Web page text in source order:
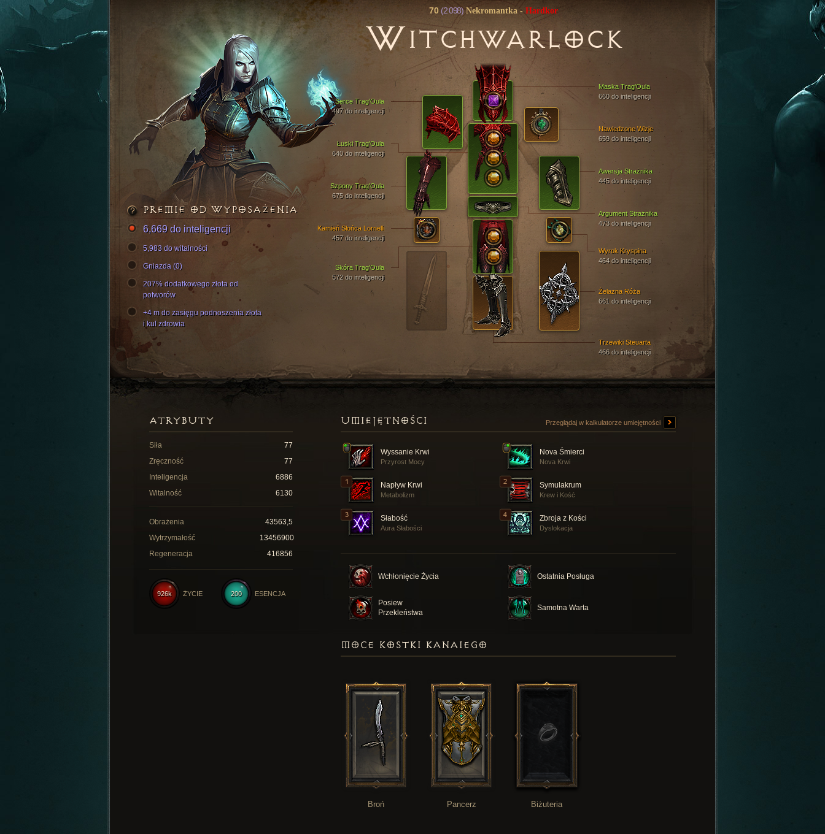
70 (2 098)Nekromantka - Hardkor
WITCHWARLOCK
Maska Trag'Oula
660 do inteligencji
Łuski Trag'Oula
640 do inteligencji
Trzewiki Steuarta
466 do inteligencji
Szpony Trag'Oula
675 do inteligencji
Serce Trag'Oula
497 do inteligencji
Skóra Trag'Oula
572 do inteligencji
Awersja Strażnika
445 do inteligencji
Żelazna Róża
661 do inteligencji
Argument Strażnika
473 do inteligencji
Wyrok Kryspina
464 do inteligencji
Kamień Słońca Lornelli
457 do inteligencji
Nawiedzone Wizje
659 do inteligencji
PREMIE OD WYPOSAŻENIA
6,669 do inteligencji
5,983 do witalności
Gniazda (0)
207% dodatkowego złota od
potworów
+4 m do zasięgu podnoszenia złota
i kul zdrowia
UMIEJĘTNOŚCI Przeglądaj w kalkulatorze umiejętności
Wyssanie Krwi
Przyrost Mocy
Nova Śmierci
Nova Krwi
Napływ Krwi
Metabolizm
Symulakrum
Krew i Kość
Słabość
Aura Słabości
Zbroja z Kości
Dyslokacja
Wchłonięcie Życia Ostatnia Posługa
Posiew
Przekleństwa
Samotna Warta
ATRYBUTY
Siła
77
Zręczność
77
Inteligencja
6886
Witalność
6130
Obrażenia
43563,5
Wytrzymałość
13456900
Regeneracja
416856
200 ESENCJA
926k ŻYCIE
MOCE KOSTKI KANAIEGO
Broń Pancerz Biżuteria